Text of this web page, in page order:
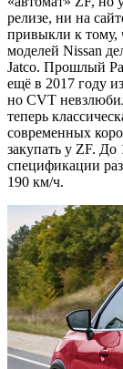
релизе, ни на
привыкли к тому,
моделей Nissan
Jatco. Прошлый
ещё в 2017 году
но CVT
теперь
современных
закупать у ZF.
спецификации
190 км/ч.